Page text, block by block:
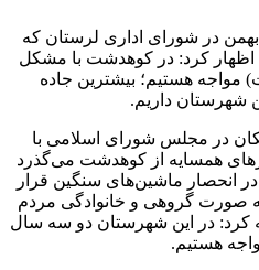
علی امامی راد، عصر امروز ۱۸ بهمن در شورای اداری لرستان که
اظهار کرد:‌ در کوهدشت با مشکل
هستیم؛ بیشترین جاده
شهرستان داریم.
در مجلس شورای اسلامی با
همسایه از کوهدشت می‌گذرد
انحصار ماشین‌های سنگین قرار
صورت گروهی و خانوادگی مردم
کرد: در این شهرستان دو سه سال
هستیم.